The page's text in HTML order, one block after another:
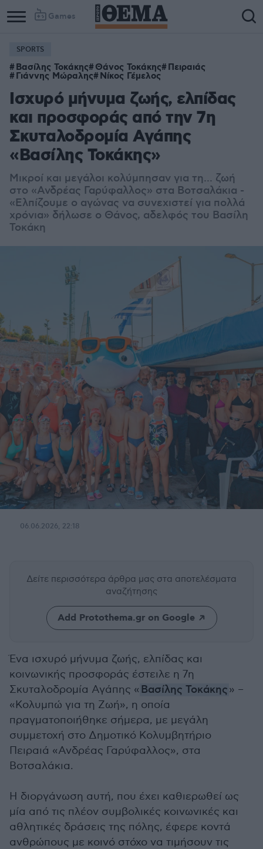
Games
Column
1
Column
2
SPORTS
Βασίλης Τοκάκης Θάνος Τοκάκης Πειραιάς
Γιάννης Μώραλης Νίκος Γέμελος
Ισχυρό μήνυμα ζωής, ελπίδας
και προσφοράς από την 7η
Σκυταλοδρομία Αγάπης
«Βασίλης Τοκάκης»
Μικροί και μεγάλοι κολύμπησαν για τη... ζωή
στο «Ανδρέας Γαρύφαλλος» στα Βοτσαλάκια -
«Ελπίζουμε ο αγώνας να συνεχιστεί για πολλά
χρόνια» δήλωσε ο Θάνος, αδελφός του Βασίλη
Τοκάκη
06.06.2026, 22:18
Δείτε περισσότερα άρθρα μας στα αποτελέσματα
αναζήτησης
Add Protothema.gr on Google
Ένα ισχυρό μήνυμα ζωής, ελπίδας και
κοινωνικής προσφοράς έστειλε η 7η
Σκυταλοδρομία Αγάπης « Βασίλης Τοκάκης» –
«Κολυμπώ για τη Ζωή», η οποία
πραγματοποιήθηκε σήμερα, με μεγάλη
συμμετοχή στο Δημοτικό Κολυμβητήριο
Πειραιά «Ανδρέας Γαρύφαλλος», στα
Βοτσαλάκια.
Η διοργάνωση αυτή, που έχει καθιερωθεί ως
μία από τις πλέον συμβολικές κοινωνικές και
αθλητικές δράσεις της πόλης, έφερε κοντά
ανθρώπους με κοινό στόχο να τιμήσουν τις